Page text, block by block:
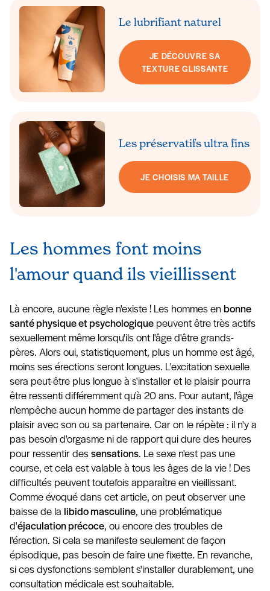
Le lubrifiant naturel
JE DÉCOUVRE SA
TEXTURE GLISSANTE
Les préservatifs ultra fins
JE CHOISIS MA TAILLE
Les hommes font moins
l'amour quand ils vieillissent
Là encore, aucune règle n'existe ! Les hommes en bonne
santé physique et psychologique peuvent être très actifs
sexuellement même lorsqu'ils ont l'âge d'être grands-
pères. Alors oui, statistiquement, plus un homme est âgé,
moins ses érections seront longues. L'excitation sexuelle
sera peut-être plus longue à s'installer et le plaisir pourra
être ressenti différemment qu'à 20 ans. Pour autant, l'âge
n'empêche aucun homme de partager des instants de
plaisir avec son ou sa partenaire. Car on le répète : il n'y a
pas besoin d'orgasme ni de rapport qui dure des heures
pour ressentir dessensations. Le sexe n'est pas une
course, et cela est valable à tous les âges de la vie ! Des
difficultés peuvent toutefois apparaître en vieillissant.
Comme évoqué dans cet article, on peut observer une
baisse de la libido masculine, une problématique
d'éjaculation précoce, ou encore des troubles de
l'érection. Si cela se manifeste seulement de façon
épisodique, pas besoin de faire une fixette. En revanche,
si ces dysfonctions semblent s'installer durablement, une
consultation médicale est souhaitable.